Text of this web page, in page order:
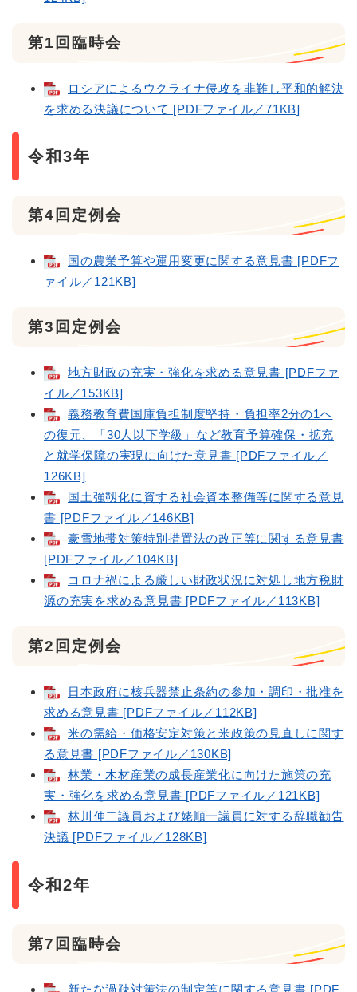
第1回臨時会
ロシアによるウクライナ侵攻を非難し平和的解決
を求める決議について [PDFファイル／71KB]
令和3年
第4回定例会
国の農業予算や運用変更に関する意見書 [PDFフ
ァイル／121KB]
第3回定例会
地方財政の充実・強化を求める意見書 [PDFファ
イル／153KB]
義務教育費国庫負担制度堅持・負担率2分の1へ
の復元、「30人以下学級」など教育予算確保・拡充
と就学保障の実現に向けた意見書 [PDFファイル／
126KB]
国土強靱化に資する社会資本整備等に関する意見
書 [PDFファイル／146KB]
豪雪地帯対策特別措置法の改正等に関する意見書
[PDFファイル／104KB]
コロナ禍による厳しい財政状況に対処し地方税財
源の充実を求める意見書 [PDFファイル／113KB]
第2回定例会
日本政府に核兵器禁止条約の参加・調印・批准を
求める意見書 [PDFファイル／112KB]
米の需給・価格安定対策と米政策の見直しに関す
る意見書 [PDFファイル／130KB]
林業・木材産業の成長産業化に向けた施策の充
実・強化を求める意見書 [PDFファイル／121KB]
林川伸二議員および姥順一議員に対する辞職勧告
決議 [PDFファイル／128KB]
令和2年
第7回臨時会
新たな過疎対策法の制定等に関する意見書 [PDF